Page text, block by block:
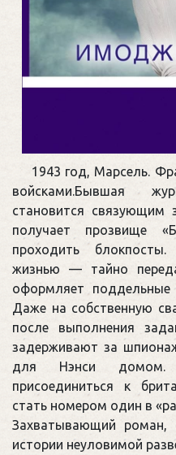
1943 год, Марсель.
войсками.Бывшая
становится связующим
получает прозвище
проходить
жизнью — тайно
оформляет
Даже на собственную
после выполнения
задерживают за
для Нэнси домом.
присоединиться к
стать номером один в
Захватывающий роман,
истории неуловимой